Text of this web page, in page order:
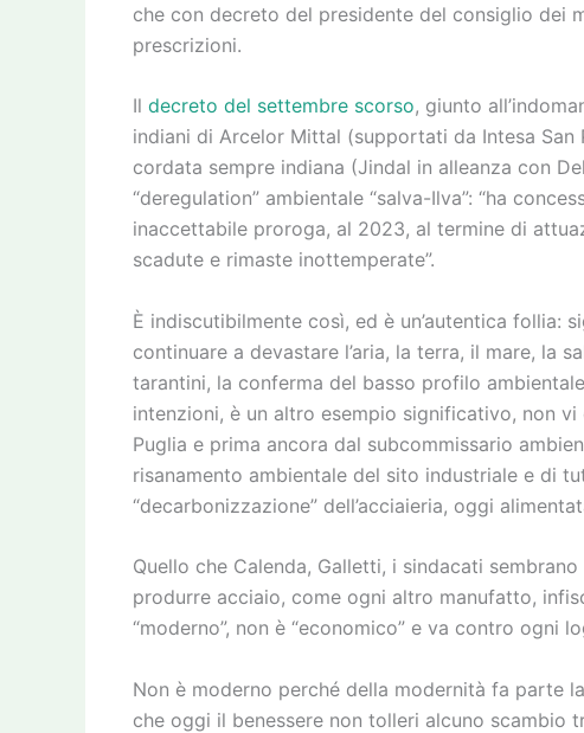
che con decreto del presidente del consiglio dei
prescrizioni.
Il decreto del settembre scorso, giunto
indiani di Arcelor Mittal (supportati da Intesa
cordata sempre indiana (Jindal in alleanza con
“deregulation” ambientale “salva-Ilva”: “ha
inaccettabile proroga, al 2023, al termine di
scadute e rimaste inottemperate”.
È indiscutibilmente così, ed è un’autentica follia:
continuare a devastare l’aria, la terra, il mare, la
tarantini, la conferma del basso profilo
intenzioni, è un altro esempio significativo, non
Puglia e prima ancora dal subcommissario
risanamento ambientale del sito industriale e di
“decarbonizzazione” dell’acciaieria, oggi
Quello che Calenda, Galletti, i sindacati
produrre acciaio, come ogni altro manufatto,
“moderno”, non è “economico” e va contro ogni
Non è moderno perché della modernità fa parte
che oggi il benessere non tolleri alcuno scambio